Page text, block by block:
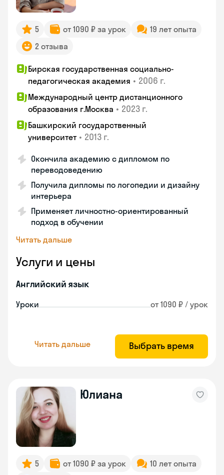
5 от 1090 ₽ за урок
19 лет опыта
2 отзыва
Бирская государственная социально-
педагогическая академия • 2006 г.
Международный центр дистанционного
образования г.Москва • 2023 г.
Башкирский государственный
университет • 2013 г.
Окончила академию с дипломом по
переводоведению
Получила дипломы по логопедии и дизайну
интерьера
Применяет личностно-ориентированный
подход в обучении
Читать дальше
Услуги и цены
Английский язык
Уроки от 1090 ₽ / урок
Читать дальше Выбрать время
Юлиана
5 от 1090 ₽ за урок
10 лет опыта